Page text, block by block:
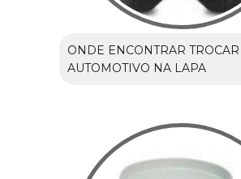
ONDE ENCONTRAR
AUTOMOTIVO NA LAPA